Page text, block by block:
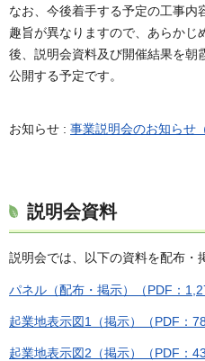
なお、今後着手する予定の工事内
趣旨が異なりますので、あらかじ
後、説明会資料及び開催結果を朝
公開する予定です。
お知らせ : 事業説明会のお知らせ
説明会資料
説明会では、以下の資料を配布・
パネル（配布・掲示）（PDF：
起業地表示図1（掲示）（PDF：
起業地表示図2（掲示）（PDF：